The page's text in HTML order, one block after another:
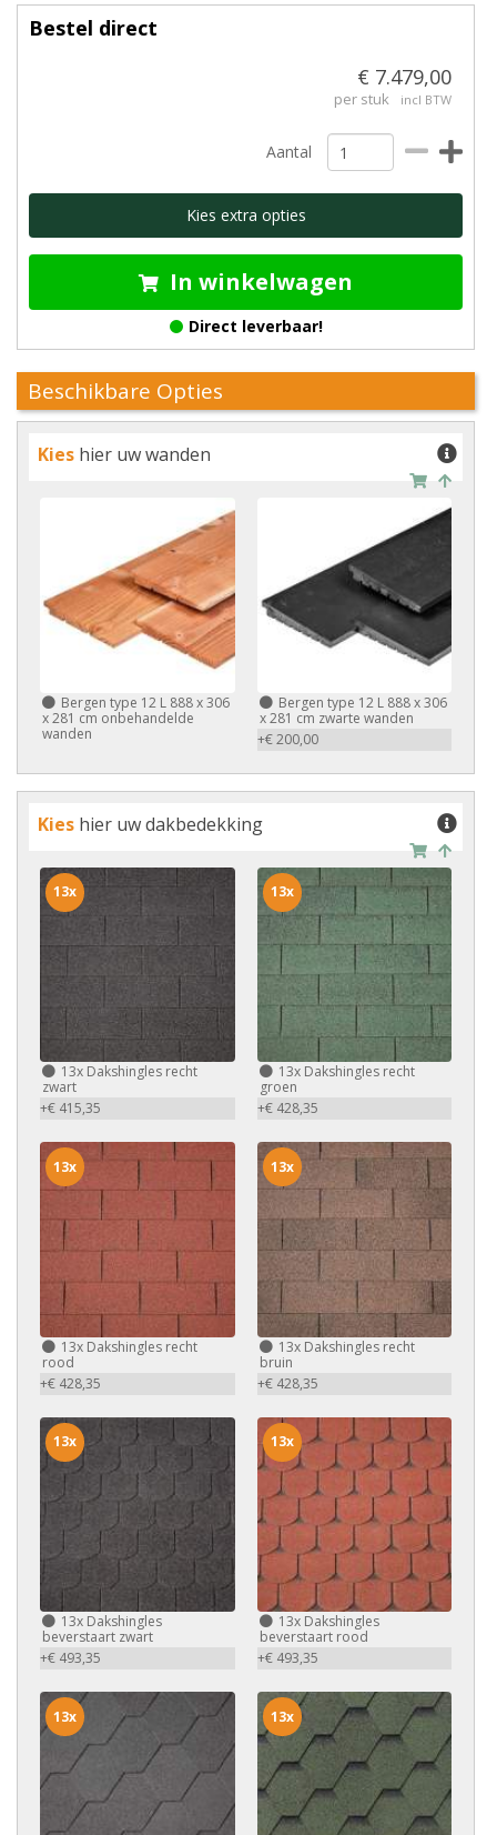
Bestel direct
€ 7.479,00
per stuk incl BTW
Aantal
Kies extra opties
In winkelwagen
Direct leverbaar!
Beschikbare Opties
Kies hier uw wanden
Bergen type 12 L 888 x 306
x 281 cm onbehandelde
wanden
Bergen type 12 L 888 x 306
x 281 cm zwarte wanden
+€ 200,00
Kies hier uw dakbedekking
13x Dakshingles recht
zwart
+€ 415,35
13x
13xDakshingles recht
groen
+€ 428,35
13x
13x Dakshingles recht
rood
+€ 428,35
13x
13xDakshingles recht
bruin
+€ 428,35
13x
13x Dakshingles
beverstaart zwart
+€ 493,35
13x
13xDakshingles
beverstaart rood
+€ 493,35
13x
13x 13x